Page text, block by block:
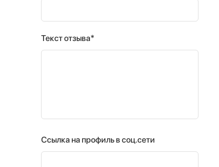
Текст отзыва*
Ссылка на профиль в соц.сети